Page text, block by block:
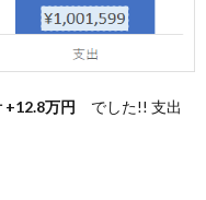
+12.8万円 でした!! 支出